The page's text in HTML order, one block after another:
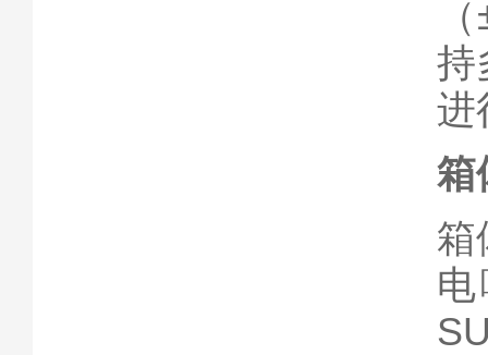
持
进
箱
箱